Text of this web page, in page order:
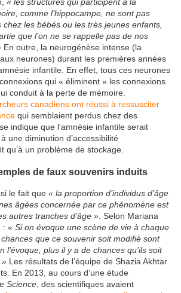
comme l’hippocampe, ne sont pas
les bébés ou les très jeunes enfants,
que l’on ne se rappelle pas de nos
En outre, la neurogénèse intense (la
neurones) durant les premières années
infantile. En effet, tous ces neurones
qui « éliminent » les connexions
conduit à la perte de mémoire.
canadiens ont réussi à ressusciter
qui semblaient perdus chez des
indique que l’amnésie infantile serait
une diminution d’accessibilité
qu’à un problème de stockage.
de faux souvenirs induits
le fait que « la proportion d’individus d’âge
âgées concernée par ce phénomène est
autres tranches d’âge ». Selon Mariana
: « Si on évoque une scène de vie à chaque
que ce souvenir soit modifié sont
l’évoque, plus il y a de chances qu’ils soit
» Les résultats de l’équipe de Shazia Akhtar
En 2013, au cours d’une étude
Science, des scientifiques avaient